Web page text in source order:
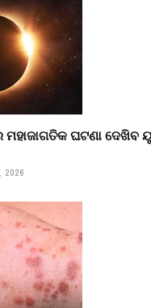
ମହାଜାଗତିକ ଘଟଣା ଦେଖିବ
2026